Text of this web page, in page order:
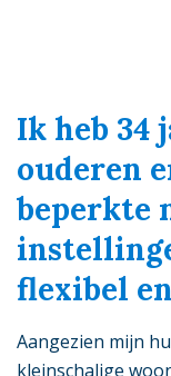
Ik heb 34
ouderen
beperkte
flexibel
Aangezien mijn
kleinschalige